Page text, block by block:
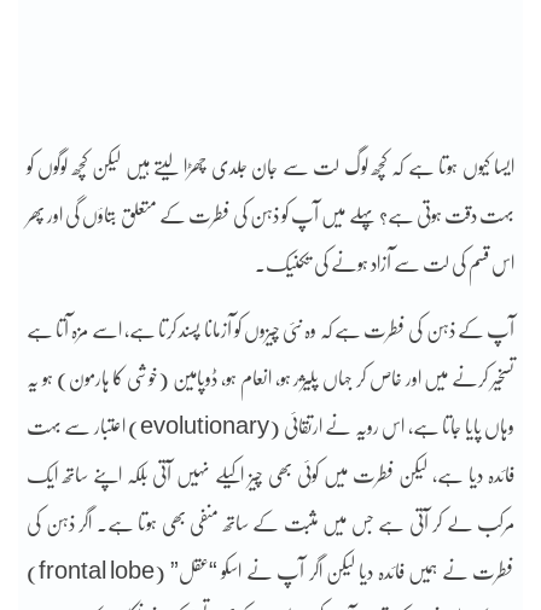
ایسا کیوں ہوتا ہے کہ کچھ لوگ لت سے جان جلدی چھڑا لیتے ہیں لیکن کچھ لوگوں کو
بہت دقت ہوتی ہے؟ پہلے میں آپ کو ذہن کی فطرت کے متعلق بتاؤں گی اور پھر
اس قسم کی لت سے آزاد ہونے کی تکنیک۔
آپ کے ذہن کی فطرت ہے کہ وہ نئی چیزوں کو آزمانا پسند کرتا ہے، اسے مزہ آتا ہے
تسخیر کرنے میں اور خاص کر جہاں پلیژر ہو، انعام ہو، ڈوپامین (خوشی کا ہارمون) ہو یہ
وہاں پایا جاتا ہے، اس رویہ نے ارتقائی (evolutionary) اعتبار سے بہت
فائدہ دیا ہے، لیکن فطرت میں کوئی بھی چیز اکیلے نہیں آتی بلکہ اپنے ساتھ ایک
مرکب لے کر آتی ہے جس میں مثبت کے ساتھ منفی بھی ہوتا ہے۔ اگر ذہن کی
فطرت نے ہمیں فائدہ دیا لیکن اگر آپ نے اسکو “عقل” (frontal lobe)